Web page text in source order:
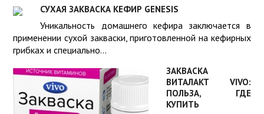
СУХАЯ ЗАКВАСКА КЕФИР GENESIS
Уникальность домашнего кефира заключается в
применении сухой закваски, приготовленной на кефирных
грибках и специально...
ЗАКВАСКА
ВИТАЛАКТ VIVO:
ПОЛЬЗА, ГДЕ
КУПИТЬ